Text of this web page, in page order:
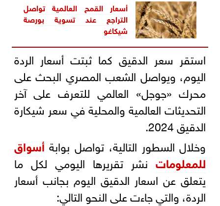
أسعار القمح العالمية تواصل
التراجع عند تسوية بورصة
شيكاغو
استقر سعر الدقيق كما ثبتت أسعار الردة
اليوم، ويواصل الشعب المصري البحث على
محرك «جوجل» العالمي للتعرف على آخر
التحديثات العالمية والمحلية في سعر شيكارة
الدقيق 2024.
وخلال السطور التالية، تواصل بوابة أسواق
للمعلوماتنشر تقريرها اليومي لكل ما
يتعلق عن اسعار الدقيق اليوم بجانب أسعار
الردة، والتي جاءت على النحو التالي: